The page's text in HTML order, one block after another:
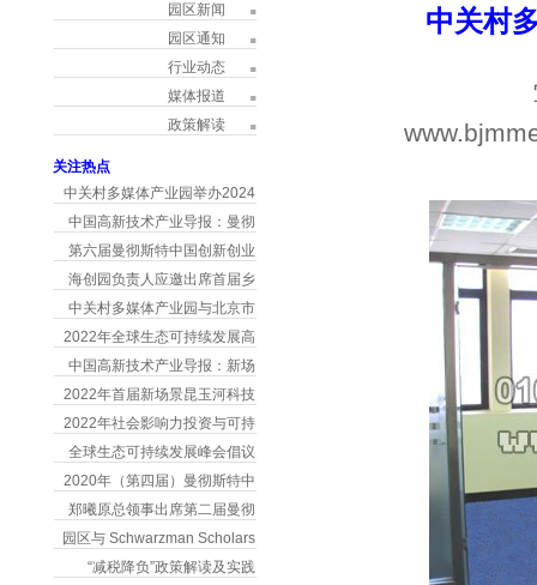
园区新闻
园区通知
行业动态
媒体报道
政策解读
关注热点
中关村多媒体产业园举办2024
中国高新技术产业导报：曼彻
第六届曼彻斯特中国创新创业
海创园负责人应邀出席首届乡
中关村多媒体产业园与北京市
2022年全球生态可持续发展高
中国高新技术产业导报：新场
2022年首届新场景昆玉河科技
2022年社会影响力投资与可持
全球生态可持续发展峰会倡议
2020年（第四届）曼彻斯特中
郑曦原总领事出席第二届曼彻
园区与 Schwarzman Scholars
“减税降负”政策解读及实践
中关村